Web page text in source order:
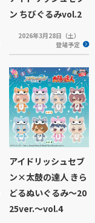
ン ちびぐるみvol.2
2026年3月28日（土）
登場予定
アイドリッシュセブ
ン×太鼓の達人 きら
どるぬいぐるみ～20
25ver.～vol.4